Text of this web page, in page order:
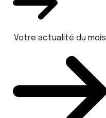
Votre actualité du mois